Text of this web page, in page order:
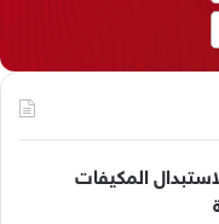
ألف دينار لاستبدال المكيفات